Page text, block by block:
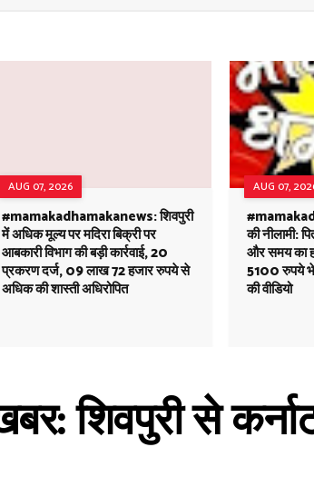
AUG 07, 2026
#mamakadhamakanews: शिवपुरी
में अधिक मूल्य पर मदिरा बिक्री पर
आबकारी विभाग की बड़ी कार्रवाई, 20
प्रकरण दर्ज, 09 लाख 72 हजार रुपये से
अधिक की शास्ती अधिरोपित
AUG 07,
की नीलामी:
और समय का
5100 रुपये
की वीडियो
शिवपुरी से